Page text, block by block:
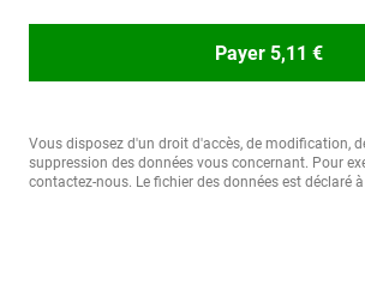
Payer 5,11 €
Vous disposez d'un droit d'accès, de modification,
suppression des données vous concernant. Pour
contactez-nous. Le fichier des données est déclaré à